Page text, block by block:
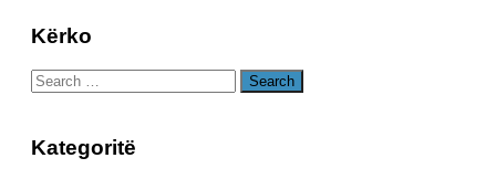
Kërko
Search
for:
Kategoritë